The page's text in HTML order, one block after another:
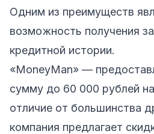
Одним из преимуществ
возможность получения
кредитной истории.
«MoneyMan» —
сумму до 60 000 рублей
отличие от большинства
компания предлагает